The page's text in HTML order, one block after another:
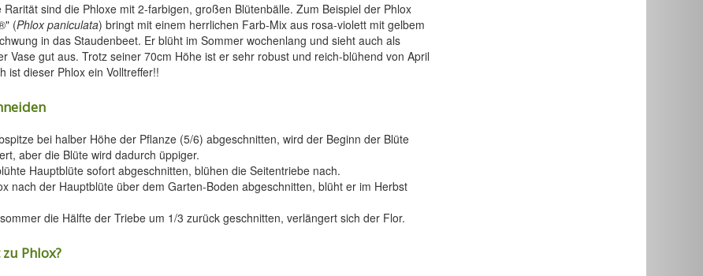
Rarität sind die Phloxe mit 2-farbigen, großen Blütenbälle. Zum Beispiel der Phlox
(Phlox paniculata) bringt mit einem herrlichen Farb-Mix aus rosa-violett mit gelbem
in das Staudenbeet. Er blüht im Sommer wochenlang und sieht auch als
Vase gut aus. Trotz seiner 70cm Höhe ist er sehr robust und reich-blühend von April
ist dieser Phlox ein Volltreffer!!
bei halber Höhe der Pflanze (5/6) abgeschnitten, wird der Beginn der Blüte
aber die Blüte wird dadurch üppiger.
Hauptblüte sofort abgeschnitten, blühen die Seitentriebe nach.
nach der Hauptblüte über dem Garten-Boden abgeschnitten, blüht er im Herbst
die Hälfte der Triebe um 1/3 zurück geschnitten, verlängert sich der Flor.
Phlox?